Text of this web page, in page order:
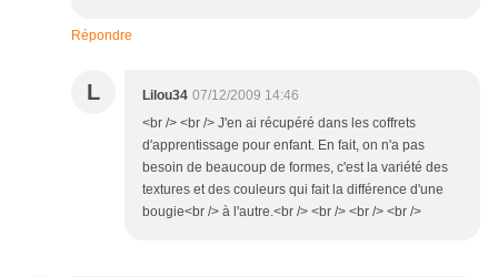
Répondre
L Lilou34 07/12/2009 14:46
<br /> <br /> J'en ai récupéré dans les coffrets
d'apprentissage pour enfant. En fait, on n'a pas
besoin de beaucoup de formes, c'est la variété des
textures et des couleurs qui fait la différence d'une
bougie<br /> à l'autre.<br /> <br /> <br /> <br />